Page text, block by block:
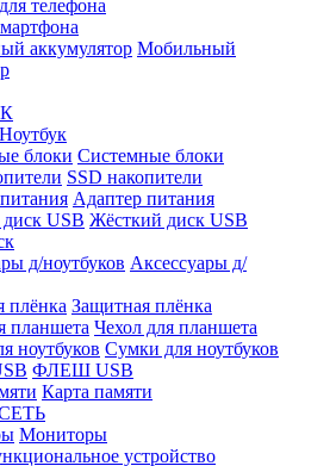
телефона
Мобильный
Ноутбук
Системные блоки
SSD накопители
Адаптер питания
Жёсткий диск USB
Аксессуары д/
Защитная плёнка
Чехол для планшета
Сумки для ноутбуков
ФЛЕШ USB
Карта памяти
Мониторы